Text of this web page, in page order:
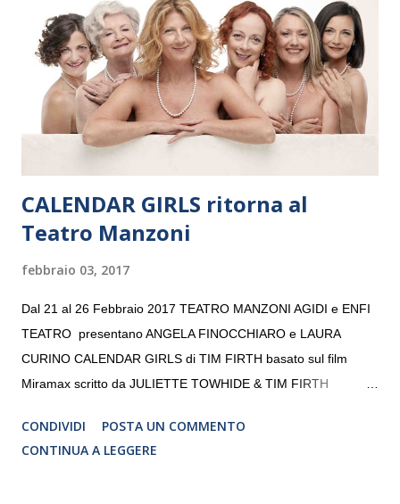
“Settembre dell’Accademia” dove si esibirà per il secondo anno
consecutivo. Il pubblico milanese avrà il piacere di applaudire i
giovani artisti della Baltic Sea Youth Philharmonic per la quarta
volta. L’orchestra, fondata nel 2008 da Kristjan Järvi (affiancato
da un prestigioso consiglio di consulent...
CALENDAR GIRLS ritorna al
Teatro Manzoni
febbraio 03, 2017
Dal 21 al 26 Febbraio 2017 TEATRO MANZONI AGIDI e ENFI
TEATRO presentano ANGELA FINOCCHIARO e LAURA
CURINO CALENDAR GIRLS di TIM FIRTH basato sul film
Miramax scritto da JULIETTE TOWHIDE & TIM FIRTH
CRISTINA PEZZOLI
CONDIVIDI
POSTA UN COMMENTO
CONTINUA A LEGGERE